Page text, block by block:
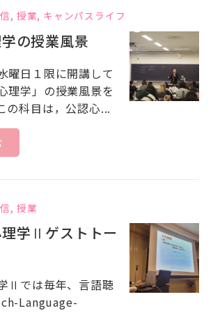
, 授業, キャンパスライフ
の授業風景
曜日１限に開講して
理学」の授業風景を
の科目は，公認心...
, 授業
学Ⅱゲストトー
Ⅱでは毎年、言語聴
Language-